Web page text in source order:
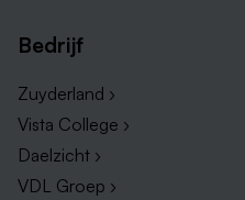
Bedrijf
Zuyderland ›
Vista College ›
Daelzicht ›
VDL Groep ›